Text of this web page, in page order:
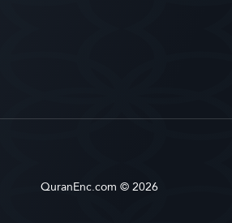
QuranEnc.com © 2026